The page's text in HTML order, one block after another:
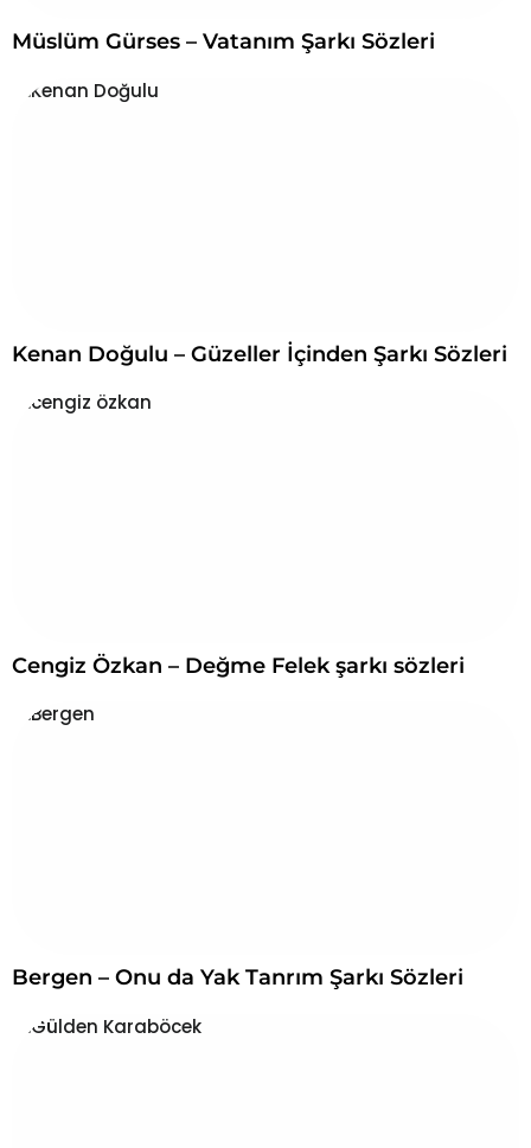
Müslüm Gürses – Vatanım Şarkı Sözleri
Kenan Doğulu – Güzeller İçinden Şarkı Sözleri
Cengiz Özkan – Değme Felek şarkı sözleri
Bergen – Onu da Yak Tanrım Şarkı Sözleri